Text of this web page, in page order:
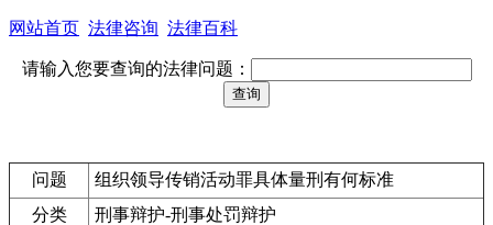
网站首页 法律咨询 法律百科
请输入您要查询的法律问题：
问题
组织领导传销活动罪具体量刑有何标准
分类
刑事辩护-刑事处罚辩护